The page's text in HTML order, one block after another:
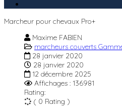
Marcheur pour chevaux Pro+
Maxime FABIEN
marcheurs couverts
28 janvier 2020
28 janvier 2020
12 décembre 2025
Affichages : 136981
Rating:
( 0 Rating )